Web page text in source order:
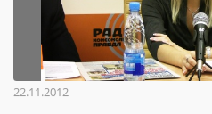
22.11.2012